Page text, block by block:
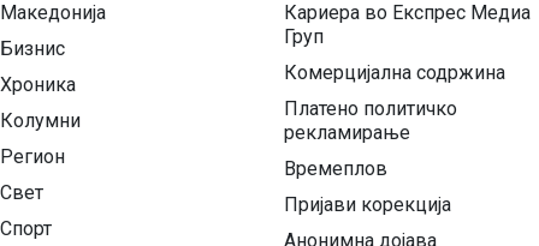
Македонија
Бизнис
Хроника
Колумни
Регион
Свет
Спорт
Кариера во Експрес Медиа
Груп
Комерцијална содржина
Платено политичко
рекламирање
Времеплов
Пријави корекција
Анонимна дојава